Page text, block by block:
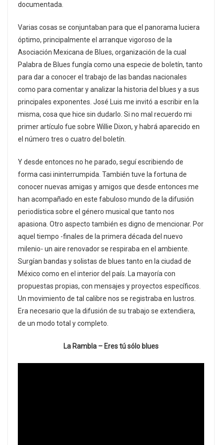
documentada.
Varias cosas se conjuntaban para que el panorama luciera
óptimo, principalmente el arranque vigoroso de la
Asociación Mexicana de Blues, organización de la cual
Palabra de Blues fungía como una especie de boletín, tanto
para dar a conocer el trabajo de las bandas nacionales
como para comentar y analizar la historia del blues y a sus
principales exponentes. José Luis me invitó a escribir en la
misma, cosa que hice sin dudarlo. Si no mal recuerdo mi
primer artículo fue sobre Willie Dixon, y habrá aparecido en
el número tres o cuatro del boletín.
Y desde entonces no he parado, seguí escribiendo de
forma casi ininterrumpida. También tuve la fortuna de
conocer nuevas amigas y amigos que desde entonces me
han acompañado en este fabuloso mundo de la difusión
periodística sobre el género musical que tanto nos
apasiona. Otro aspecto también es digno de mencionar. Por
aquel tiempo -finales de la primera década del nuevo
milenio- un aire renovador se respiraba en el ambiente.
Surgían bandas y solistas de blues tanto en la ciudad de
México como en el interior del país. La mayoría con
propuestas propias, con mensajes y proyectos específicos.
Un movimiento de tal calibre nos se registraba en lustros.
Era necesario que la difusión de su trabajo se extendiera,
de un modo total y completo.
La Rambla – Eres tú sólo blues